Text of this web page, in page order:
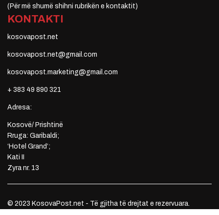
(Për më shumë shihni rubrikën e kontaktit)
KONTAKTI
kosovapost.net
kosovapost.net@gmail.com
kosovapost.marketing@gmail.com
+ 383 49 890 321
Adresa:
Kosovë/ Prishtinë
Rruga: Garibaldi;
‘Hotel Grand’;
Kati II
Zyra nr. 13
© 2023 KosovaPost.net - Të gjitha të drejtat e rezervuara.